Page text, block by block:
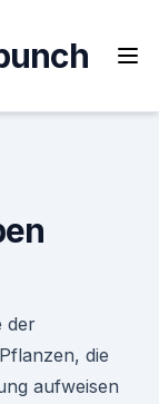
der
die
aufweisen